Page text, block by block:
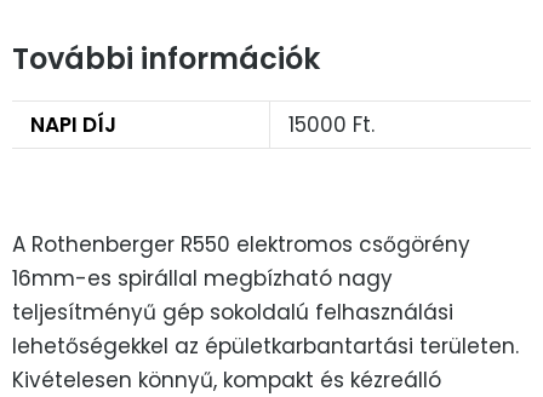
További információk
NAPI DÍJ 15000 Ft.
A Rothenberger R550 elektromos csőgörény
16mm-es spirállal megbízható nagy
teljesítményű gép sokoldalú felhasználási
lehetőségekkel az épületkarbantartási területen.
Kivételesen könnyű, kompakt és kézreálló